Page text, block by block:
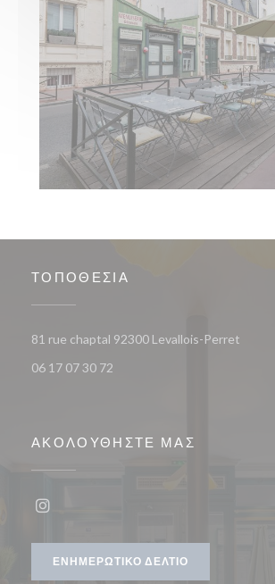
ΤΟΠΟΘΕΣΊΑ
81 rue chaptal 92300 Levallois-Perret
06 17 07 30 72
ΑΚΟΛΟΥΘΉΣΤΕ ΜΑΣ
ΕΝΗΜΕΡΩΤΙΚΌ ΔΕΛΤΊΟ